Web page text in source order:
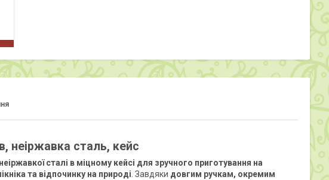
неіржавка сталь, кейс
сталі в міцному кейсі для зручного приготування на
та відпочинку на природі . Завдяки довгим ручкам, окремим